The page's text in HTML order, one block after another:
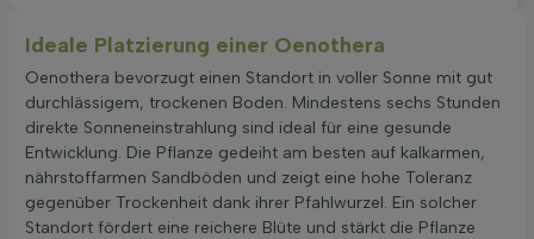
Ideale Platzierung einer Oenothera
Oenothera bevorzugt einen Standort in voller Sonne mit gut
durchlässigem, trockenen Boden. Mindestens sechs Stunden
direkte Sonneneinstrahlung sind ideal für eine gesunde
Entwicklung. Die Pflanze gedeiht am besten auf kalkarmen,
nährstoffarmen Sandböden und zeigt eine hohe Toleranz
gegenüber Trockenheit dank ihrer Pfahlwurzel. Ein solcher
Standort fördert eine reichere Blüte und stärkt die Pflanze